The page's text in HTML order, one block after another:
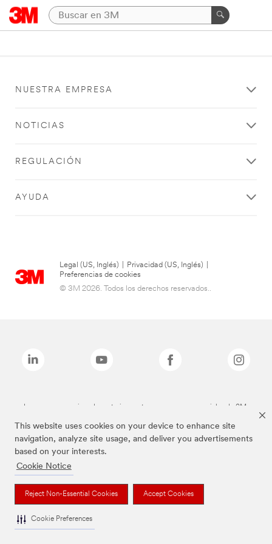
This website uses cookies on your device to enhance site
navigation, analyze site usage, and deliver you advertisements
based on your interests.
Cookie Notice
Reject Non-Essential Cookies Accept Cookies
Cookie Preferences
NUESTRA EMPRESA
NOTICIAS
REGULACIÓN
AYUDA
Legal (US, Inglés) Privacidad (US, Inglés)
Preferencias de cookies
© 3M 2026. Todos los derechos reservados..
Las marcas mencionadas anteriormente son marcas comerciales de 3M.